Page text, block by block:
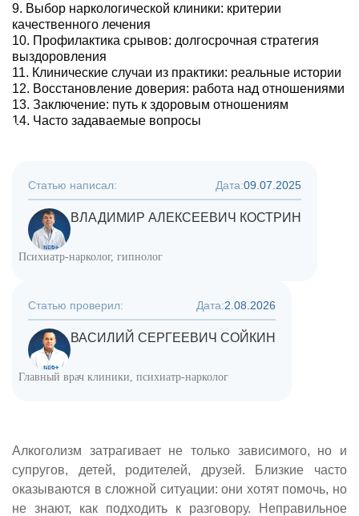
Выбор наркологической клиники: критерии
качественного лечения
Профилактика срывов: долгосрочная стратегия
выздоровления
Клинические случаи из практики: реальные истории
Восстановление доверия: работа над отношениями
Заключение: путь к здоровым отношениям
Часто задаваемые вопросы
Статью написал: Дата:09.07.2025
ВЛАДИМИР АЛЕКСЕЕВИЧ КОСТРИН
Психиатр-нарколог, гипнолог
Статью проверил: Дата:2.08.2026
ВАСИЛИЙ СЕРГЕЕВИЧ СОЙКИН
Главный врач клиники, психиатр-нарколог
Алкоголизм затрагивает не только зависимого, но и
супругов, детей, родителей, друзей. Близкие часто
оказываются в сложной ситуации: они хотят помочь, но
не знают, как подходить к разговору. Неправильное